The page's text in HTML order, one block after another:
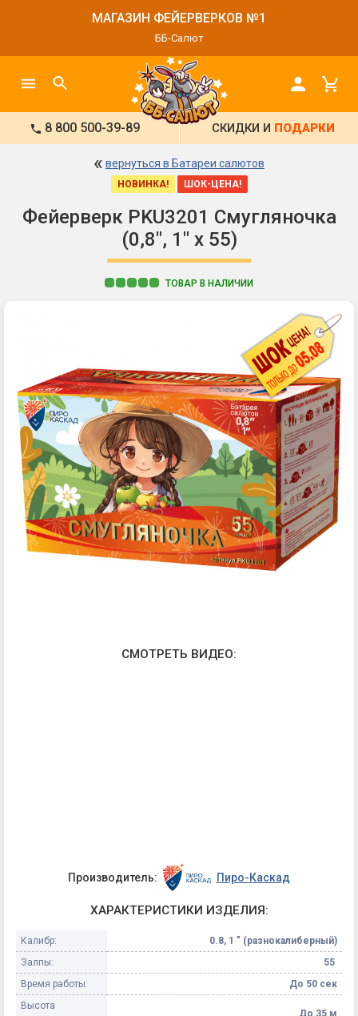
МАГАЗИН ФЕЙЕРВЕРКОВ №1
ББ-Салют
8 800 500-39-89 СКИДКИ И ПОДАРКИ
« вернуться в Батареи салютов
НОВИНКА! ШОК-ЦЕНА!
Фейерверк PKU3201 Смугляночка
(0,8", 1" х 55)
ТОВАР В НАЛИЧИИ
СМОТРЕТЬ ВИДЕО:
Производитель: Пиро-Каскад
ХАРАКТЕРИСТИКИ ИЗДЕЛИЯ:
Калибр:
0.8, 1 " (разнокалиберный)
Залпы:
55
Время работы:
До 50 сек
Высота
До 35 м